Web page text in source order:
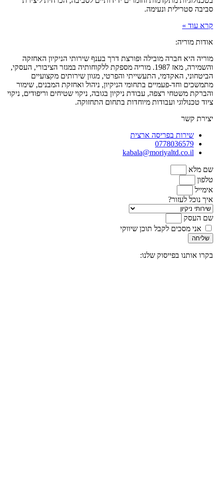
סביבה סטרילית ונעימה.
קרא עוד »
אודות מוריה:
מוריה היא חברה מובילה ופורצת דרך בענף שירותי הניקיון האחזקה
והשמירה, מאז 1987. מוריה מספקת ללקוחותיה במגזר הציבורי, העסקי,
הביטחוני, האקדמי, התעשייתי והפרטי, מגוון שירותים מקצועיים
מתמשכים וחד-פעמיים בתחומי הניקיון, ניהול ואחזקת המבנים, שימור
והברקת משטחי רצפה, עבודת ניקיון בגובה, ניקוי שטיחים וריפודים, ניקוי
ציוד טכנולוגי ועבודות מיוחדות בתחום התחזוקה.
יצירת קשר
שירות בפריסה ארצית
0778036579
kabala@moriyaltd.co.il
שם מלא
טלפון
אימייל
איך נוכל לעזור?
שם העסק
אני מסכים לקבל תוכן שיווקי
שליחה
בקרו אותנו בפייסוק שלנו: